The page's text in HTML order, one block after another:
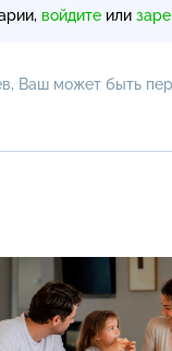
войдите или
Ваш может быть